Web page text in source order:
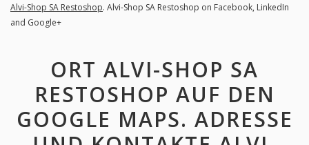
Alvi-Shop SA Restoshop. Alvi-Shop SA Restoshop on Facebook, LinkedIn
and Google+
ORT ALVI-SHOP SA
RESTOSHOP AUF DEN
GOOGLE MAPS. ADRESSE